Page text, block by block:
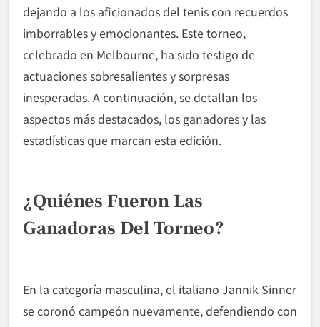
dejando a los aficionados del tenis con recuerdos
imborrables y emocionantes. Este torneo,
celebrado en Melbourne, ha sido testigo de
actuaciones sobresalientes y sorpresas
inesperadas. A continuación, se detallan los
aspectos más destacados, los ganadores y las
estadísticas que marcan esta edición.
¿Quiénes Fueron Las
Ganadoras Del Torneo?
En la categoría masculina, el italiano Jannik Sinner
se coronó campeón nuevamente, defendiendo con